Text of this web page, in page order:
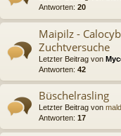
Antworten: 20
Maipilz -
Zuchtversuche
Letzter Beitrag von
Antworten: 42
Büschelrasling
Letzter Beitrag von
Antworten: 17